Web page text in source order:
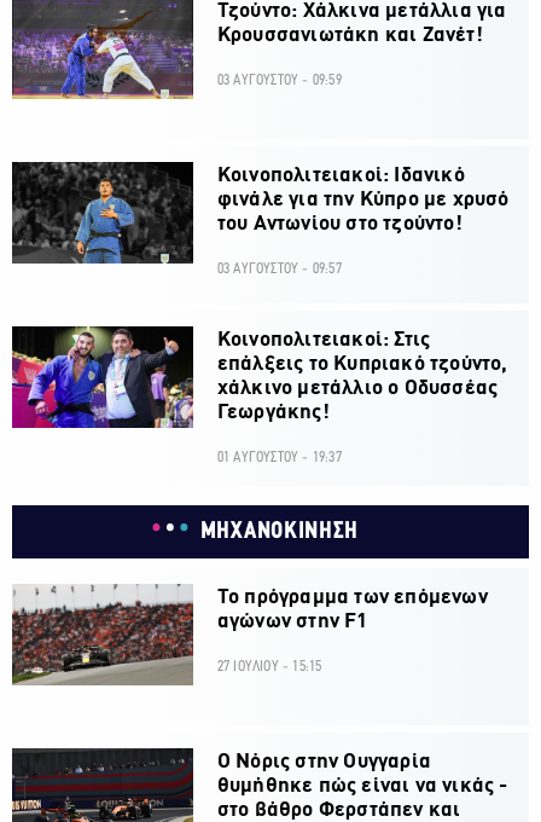
Τζούντο: Χάλκινα μετάλλια για
Κρουσσανιωτάκη και Ζανέτ!
03 ΑΥΓΟΥΣΤΟΥ - 09:59
Κοινοπολιτειακοί: Ιδανικό
φινάλε για την Κύπρο με χρυσό
του Αντωνίου στο τζούντο!
03 ΑΥΓΟΥΣΤΟΥ - 09:57
Κοινοπολιτειακοί: Στις
επάλξεις το Κυπριακό τζούντο,
χάλκινο μετάλλιο ο Οδυσσέας
Γεωργάκης!
01 ΑΥΓΟΥΣΤΟΥ - 19:37
ΜΗΧΑΝΟΚΙΝΗΣΗ
Το πρόγραμμα των επόμενων
αγώνων στην F1
27 ΙΟΥΛΙΟΥ - 15:15
O Νόρις στην Ουγγαρία
θυμήθηκε πώς είναι να νικάς -
στο βάθρο Φερστάπεν και